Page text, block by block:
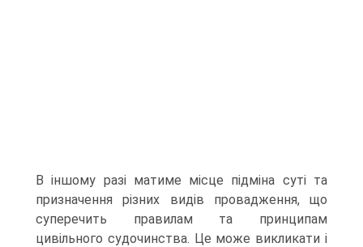
В іншому разі матиме місце підміна суті та
призначення різних видів провадження, що
суперечить правилам та принципам
цивільного судочинства. Це може викликати і